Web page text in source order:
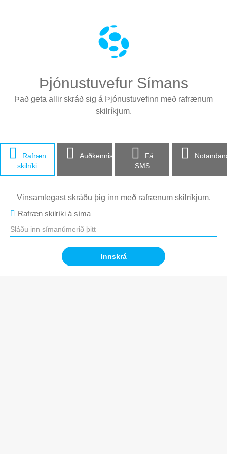
Þjónustuvefur Símans
Það geta allir skráð sig á Þjónustuvefinn með rafrænum
skilríkjum.

Rafræn
skilríki
 Auðkennisapp 
Fá
SMS

Vinsamlegast skráðu þig inn með rafrænum skilríkjum.
 Rafræn skilríki á síma